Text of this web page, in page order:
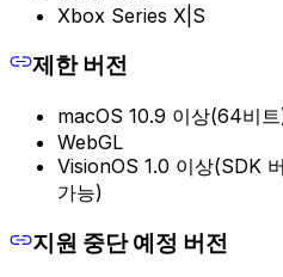
Xbox Series X|S
제한 버전
macOS 10.9 이상(64비
WebGL
VisionOS 1.0 이상(SDK
가능)
지원 중단 예정 버전